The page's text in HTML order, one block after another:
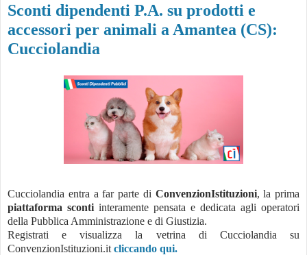
Sconti dipendenti P.A. su prodotti e
accessori per animali a Amantea (CS):
Cucciolandia
Cucciolandia entra a far parte di ConvenzionIstituzioni, la prima
piattaforma sconti interamente pensata e dedicata agli operatori
della Pubblica Amministrazione e di Giustizia.
Registrati e visualizza la vetrina di Cucciolandia su
ConvenzionIstituzioni.it cliccando qui.